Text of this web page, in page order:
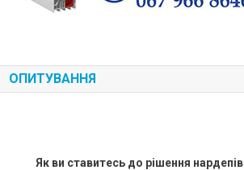
ОПИТУВАННЯ
Як ви ставитесь до рішення нардепів